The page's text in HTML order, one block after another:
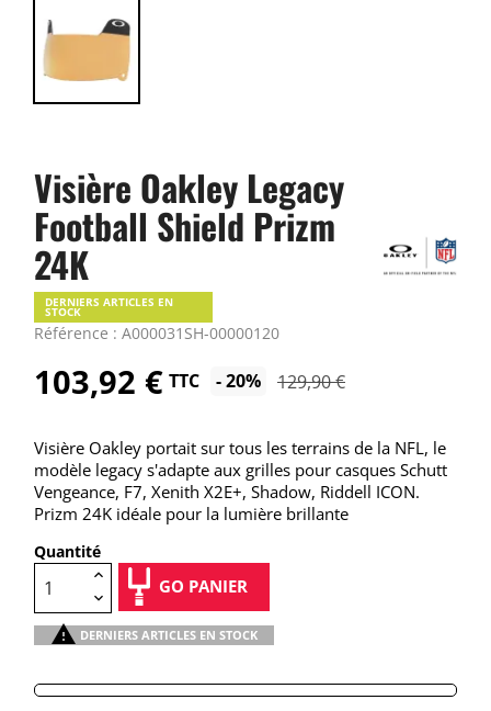
Visière Oakley Legacy
Football Shield Prizm
24K
Référence : A000031SH-00000120
DERNIERS ARTICLES EN
STOCK
103,92 € TTC - 20% 129,90 €
Visière Oakley portait sur tous les terrains de la NFL, le
modèle legacy s'adapte aux grilles pour casques Schutt
Vengeance, F7, Xenith X2E+, Shadow, Riddell ICON.
Prizm 24K idéale pour la lumière brillante
Quantité
GO PANIER
 DERNIERS ARTICLES EN STOCK